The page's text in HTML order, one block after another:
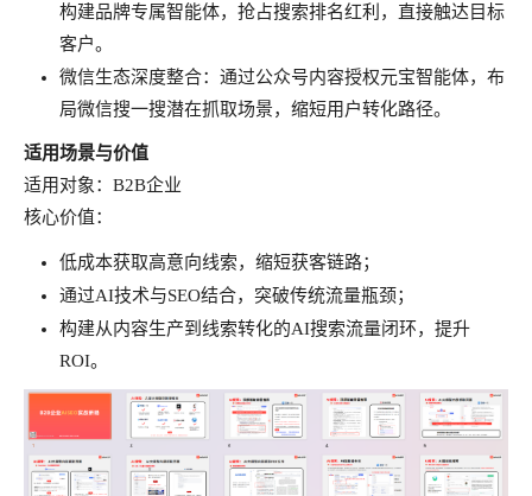
构建品牌专属智能体，抢占搜索排名红利，直接触达目标
客户。
微信生态深度整合：通过公众号内容授权元宝智能体，布
局微信搜一搜潜在抓取场景，缩短用户转化路径。
适用场景与价值
适用对象：B2B企业
核心价值：
低成本获取高意向线索，缩短获客链路；
通过AI技术与SEO结合，突破传统流量瓶颈；
构建从内容生产到线索转化的AI搜索流量闭环，提升
ROI。